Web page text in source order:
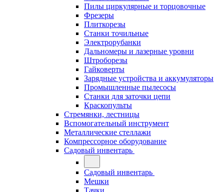
Пилы циркулярные и торцовочные
Фрезеры
Плиткорезы
Станки точильные
Электрорубанки
Дальномеры и лазерные уровни
Штроборезы
Гайковерты
Зарядные устройства и аккумуляторы
Промышленные пылесосы
Станки для заточки цепи
Краскопульты
Стремянки, лестницы
Вспомогательный инструмент
Металлические стеллажи
Компрессорное оборудование
Садовый инвентарь
Садовый инвентарь
Мешки
Тачки